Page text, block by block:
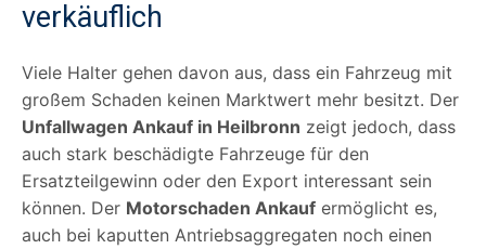
verkäuflich
Viele Halter gehen davon aus, dass ein Fahrzeug mit
großem Schaden keinen Marktwert mehr besitzt. Der
Unfallwagen Ankauf in Heilbronn zeigt jedoch, dass
auch stark beschädigte Fahrzeuge für den
Ersatzteilgewinn oder den Export interessant sein
können. Der Motorschaden Ankauf ermöglicht es,
auch bei kaputten Antriebsaggregaten noch einen